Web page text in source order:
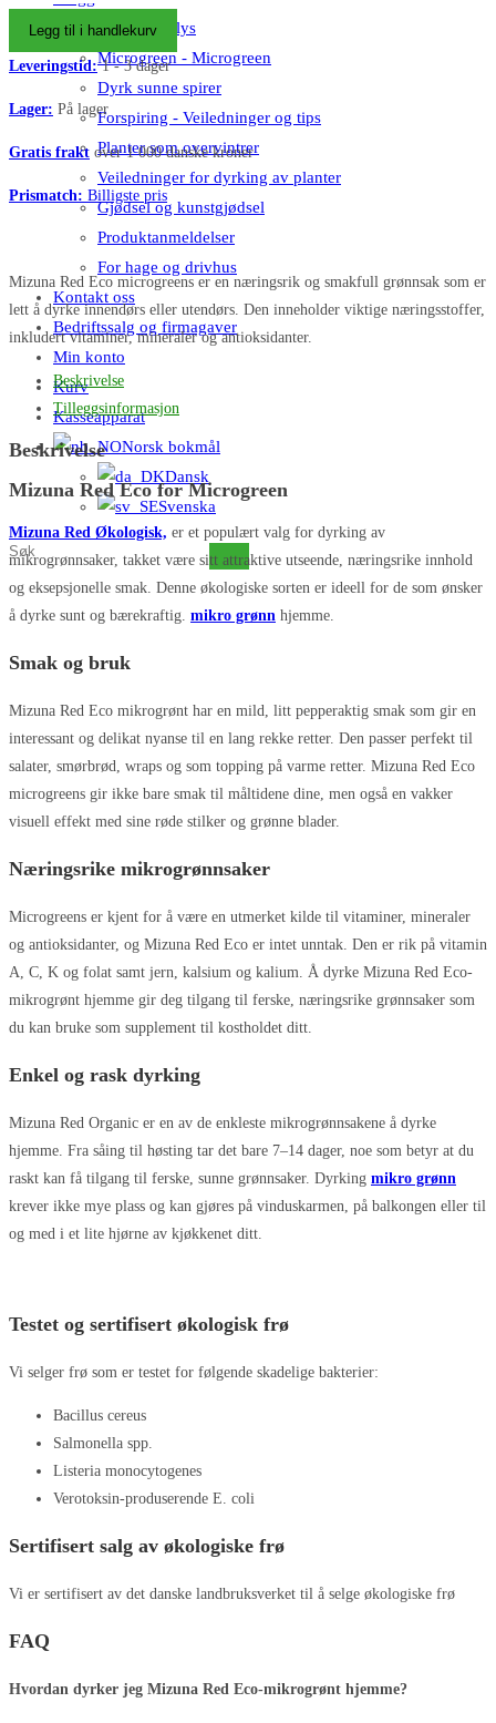
Alt om Grolys
Microgreen - Microgreen
Dyrk sunne spirer
Forspiring - Veiledninger og tips
Planter som overvintrer
Veiledninger for dyrking av planter
Gjødsel og kunstgjødsel
Produktanmeldelser
For hage og drivhus
Kontakt oss
Bedriftssalg og firmagaver
Min konto
Kurv
Kasseapparat
Norsk bokmål
Dansk
Svenska
Søk
dette
Rød
frø
til
Lækker
antall
Legg til i handlekurv
Leveringstid:1 - 3 dager
Lager: På lager
Gratis frakt over 1 000 danske kroner
Prismatch: Billigste pris
Mizuna Red Eco microgreens er en næringsrik og smakfull grønnsak som er
lett å dyrke innendørs eller utendørs. Den inneholder viktige næringsstoffer,
inkludert vitaminer, mineraler og antioksidanter.
Beskrivelse
Tilleggsinformasjon
Beskrivelse
Mizuna Red Eco for Microgreen
Mizuna Red Økologisk, er et populært valg for dyrking av
mikrogrønnsaker, takket være sitt attraktive utseende, næringsrike innhold
og eksepsjonelle smak. Denne økologiske sorten er ideell for de som ønsker
å dyrke sunt og bærekraftig. mikro grønn hjemme.
Smak og bruk
Mizuna Red Eco mikrogrønt har en mild, litt pepperaktig smak som gir en
interessant og delikat nyanse til en lang rekke retter. Den passer perfekt til
salater, smørbrød, wraps og som topping på varme retter. Mizuna Red Eco
microgreens gir ikke bare smak til måltidene dine, men også en vakker
visuell effekt med sine røde stilker og grønne blader.
Næringsrike mikrogrønnsaker
Microgreens er kjent for å være en utmerket kilde til vitaminer, mineraler
og antioksidanter, og Mizuna Red Eco er intet unntak. Den er rik på vitamin
A, C, K og folat samt jern, kalsium og kalium. Å dyrke Mizuna Red Eco-
mikrogrønt hjemme gir deg tilgang til ferske, næringsrike grønnsaker som
du kan bruke som supplement til kostholdet ditt.
Enkel og rask dyrking
Mizuna Red Organic er en av de enkleste mikrogrønnsakene å dyrke
hjemme. Fra såing til høsting tar det bare 7–14 dager, noe som betyr at du
raskt kan få tilgang til ferske, sunne grønnsaker. Dyrking mikro grønn
krever ikke mye plass og kan gjøres på vinduskarmen, på balkongen eller til
og med i et lite hjørne av kjøkkenet ditt.
Testet og sertifisert økologisk frø
Vi selger frø som er testet for følgende skadelige bakterier:
Bacillus cereus
Salmonella spp.
Listeria monocytogenes
Verotoksin-produserende E. coli
Sertifisert salg av økologiske frø
Vi er sertifisert av det danske landbruksverket til å selge økologiske frø
FAQ
Hvordan dyrker jeg Mizuna Red Eco-mikrogrønt hjemme?